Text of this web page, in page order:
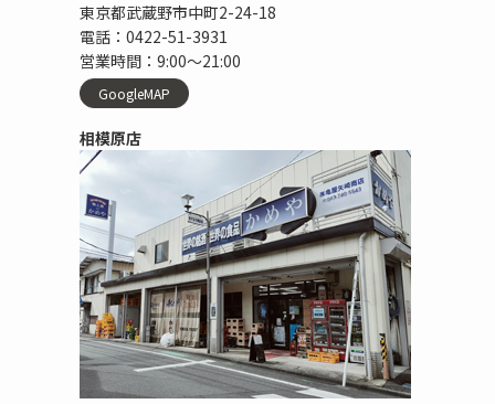
東京都武蔵野市中町2-24-18
電話：0422-51-3931
営業時間：9:00〜21:00
GoogleMAP
相模原店